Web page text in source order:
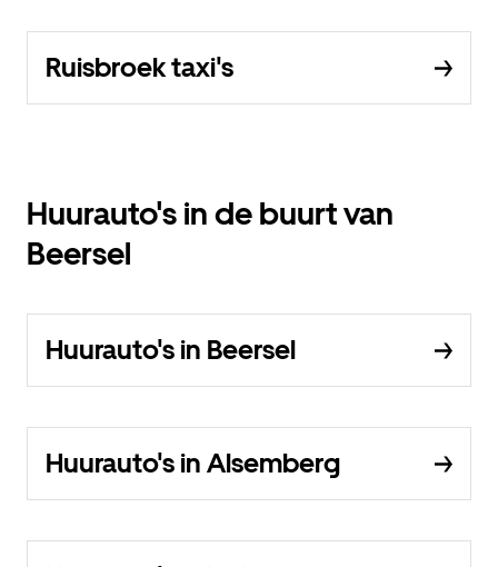
Ruisbroek taxi's
Huurauto's in de buurt van
Beersel
Huurauto's in Beersel
Huurauto's in Alsemberg